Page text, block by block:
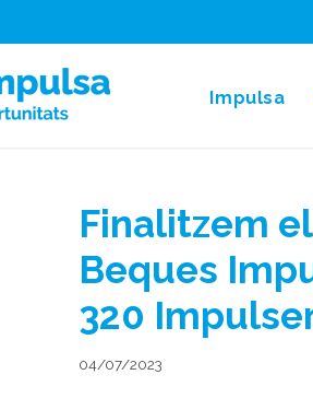
Impulsa
Finalitzem
Beques
320
04/07/2023